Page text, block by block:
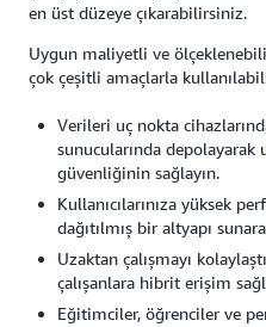
en üst düzeye çıkarabilirsiniz.
Uygun maliyetli ve
çok çeşitli amaçlarla
Verileri uç nokta
sunucularında
güvenliğinin sağlayın.
Kullanıcılarınıza yüksek
dağıtılmış bir altyapı
Uzaktan çalışmayı
çalışanlara hibrit erişim
Eğitimciler, öğrenciler ve